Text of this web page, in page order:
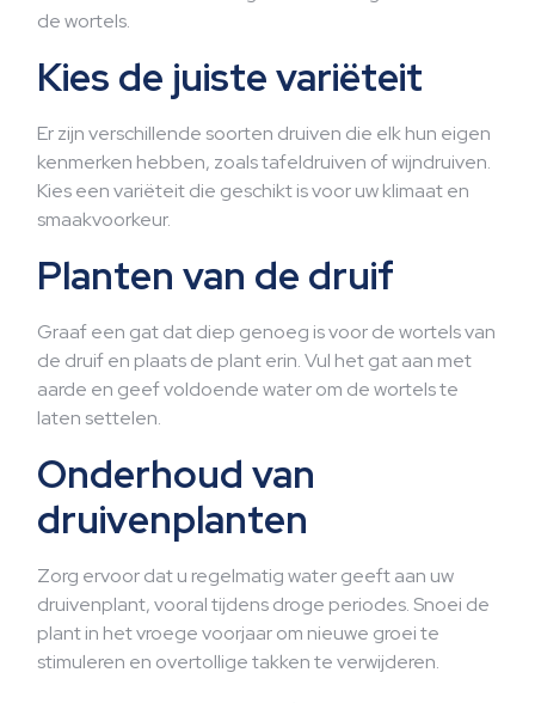
de wortels.
Kies de juiste variëteit
Er zijn verschillende soorten druiven die elk hun eigen
kenmerken hebben, zoals tafeldruiven of wijndruiven.
Kies een variëteit die geschikt is voor uw klimaat en
smaakvoorkeur.
Planten van de druif
Graaf een gat dat diep genoeg is voor de wortels van
de druif en plaats de plant erin. Vul het gat aan met
aarde en geef voldoende water om de wortels te
laten settelen.
Onderhoud van
druivenplanten
Zorg ervoor dat u regelmatig water geeft aan uw
druivenplant, vooral tijdens droge periodes. Snoei de
plant in het vroege voorjaar om nieuwe groei te
stimuleren en overtollige takken te verwijderen.